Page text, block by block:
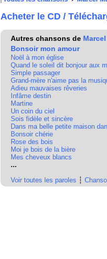
Acheter le CD /
Autres chansons de
Bonsoir mon amour
Noël à mon église
Quand le soleil dit bonjour aux
Simple passager
Grand-mère n'aime pas la
Adieu mauvaises rêveries
Infâme destin
Martine
Un coin du ciel
Sois fidèle et sincère
Dans ma belle petite maison
Bonsoir chérie
Rose des bois
Moi je bois de la bière
Mes cheveux blancs
...
Voir toutes les paroles ┆